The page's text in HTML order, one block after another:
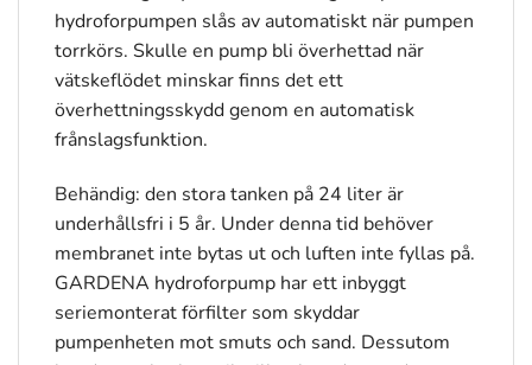
hydroforpumpen slås av automatiskt när pumpen
torrkörs. Skulle en pump bli överhettad när
vätskeflödet minskar finns det ett
överhettningsskydd genom en automatisk
frånslagsfunktion.
Behändig: den stora tanken på 24 liter är
underhållsfri i 5 år. Under denna tid behöver
membranet inte bytas ut och luften inte fyllas på.
GARDENA hydroforpump har ett inbyggt
seriemonterat förfilter som skyddar
pumpenheten mot smuts och sand. Dessutom